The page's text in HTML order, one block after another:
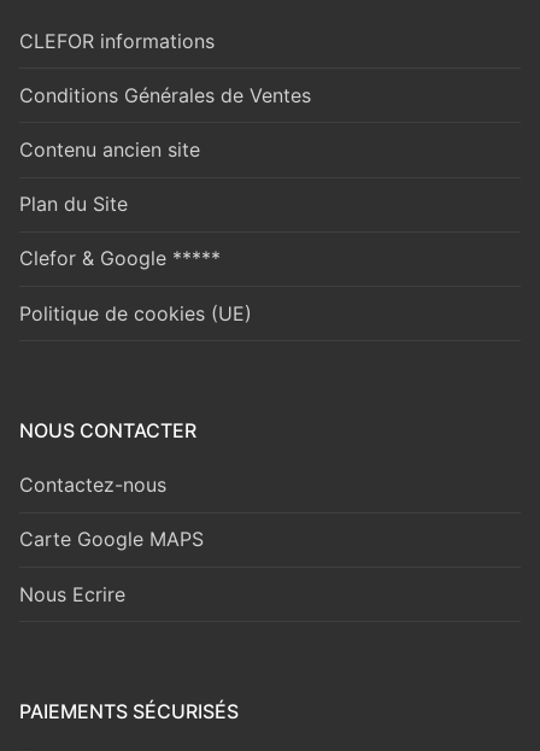
CLEFOR informations
Conditions Générales de Ventes
Contenu ancien site
Plan du Site
Clefor & Google *****
Politique de cookies (UE)
NOUS CONTACTER
Contactez-nous
Carte Google MAPS
Nous Ecrire
PAIEMENTS SÉCURISÉS